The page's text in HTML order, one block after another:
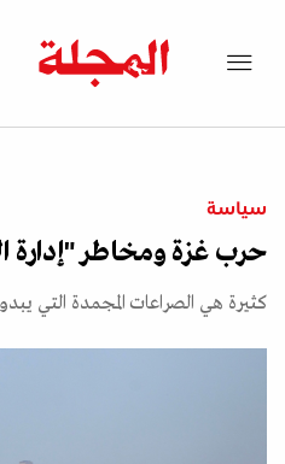
سياسة
حرب غزة ومخاطر "إدارة
كثيرة هي الصراعات المجمدة التي